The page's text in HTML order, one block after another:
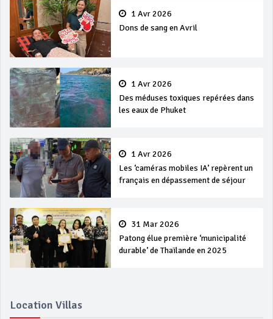
1 Avr 2026
Dons de sang en Avril
1 Avr 2026
Des méduses toxiques repérées dans
les eaux de Phuket
1 Avr 2026
Les ‘caméras mobiles IA’ repèrent un
français en dépassement de séjour
31 Mar 2026
Patong élue première ‘municipalité
durable’ de Thaïlande en 2025
Location Villas